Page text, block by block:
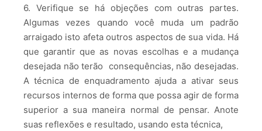
6. Verifique se há objeções com outras partes.
Algumas vezes quando você muda um padrão
arraigado isto afeta outros aspectos de sua vida. Há
que garantir que as novas escolhas e a mudança
desejada não terão consequências, não desejadas.
A técnica de enquadramento ajuda a ativar seus
recursos internos de forma que possa agir de forma
superior a sua maneira normal de pensar. Anote
suas reflexões e resultado, usando esta técnica,